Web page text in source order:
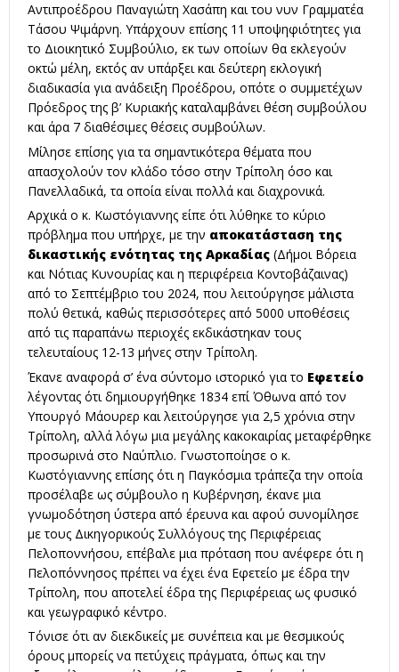
Αντιπροέδρου Παναγιώτη Χασάπη και του νυν Γραμματέα
Τάσου Ψιμάρνη. Υπάρχουν επίσης 11 υποψηφιότητες για
το Διοικητικό Συμβούλιο, εκ των οποίων θα εκλεγούν
οκτώ μέλη, εκτός αν υπάρξει και δεύτερη εκλογική
διαδικασία για ανάδειξη Προέδρου, οπότε ο συμμετέχων
Πρόεδρος της β’ Κυριακής καταλαμβάνει θέση συμβούλου
και άρα 7 διαθέσιμες θέσεις συμβούλων.
Μίλησε επίσης για τα σημαντικότερα θέματα που
απασχολούν τον κλάδο τόσο στην Τρίπολη όσο και
Πανελλαδικά, τα οποία είναι πολλά και διαχρονικά.
Αρχικά ο κ. Κωστόγιαννης είπε ότι λύθηκε το κύριο
πρόβλημα που υπήρχε, με την αποκατάσταση της
δικαστικής ενότητας της Αρκαδίας (Δήμοι Βόρεια
και Νότιας Κυνουρίας και η περιφέρεια Κοντοβάζαινας)
από το Σεπτέμβριο του 2024, που λειτούργησε μάλιστα
πολύ θετικά, καθώς περισσότερες από 5000 υποθέσεις
από τις παραπάνω περιοχές εκδικάστηκαν τους
τελευταίους 12-13 μήνες στην Τρίπολη.
Έκανε αναφορά σ’ ένα σύντομο ιστορικό για το Εφετείο
λέγοντας ότι δημιουργήθηκε 1834 επί Όθωνα από τον
Υπουργό Μάουρερ και λειτούργησε για 2,5 χρόνια στην
Τρίπολη, αλλά λόγω μια μεγάλης κακοκαιρίας μεταφέρθηκε
προσωρινά στο Ναύπλιο. Γνωστοποίησε ο κ.
Κωστόγιαννης επίσης ότι η Παγκόσμια τράπεζα την οποία
προσέλαβε ως σύμβουλο η Κυβέρνηση, έκανε μια
γνωμοδότηση ύστερα από έρευνα και αφού συνομίλησε
με τους Δικηγορικούς Συλλόγους της Περιφέρειας
Πελοποννήσου, επέβαλε μια πρόταση που ανέφερε ότι η
Πελοπόννησος πρέπει να έχει ένα Εφετείο με έδρα την
Τρίπολη, που αποτελεί έδρα της Περιφέρειας ως φυσικό
και γεωγραφικό κέντρο.
Τόνισε ότι αν διεκδικείς με συνέπεια και με θεσμικούς
όρους μπορείς να πετύχεις πράγματα, όπως και την